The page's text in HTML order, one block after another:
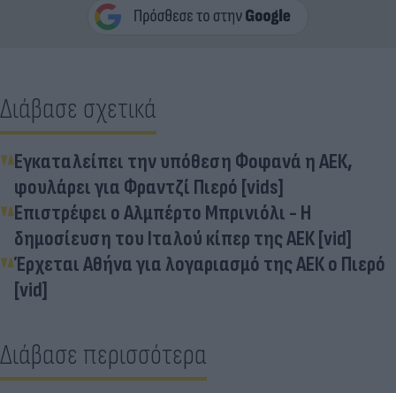
Διάβασε σχετικά
Εγκαταλείπει την υπόθεση Φοφανά η ΑΕΚ,
φουλάρει για Φραντζί Πιερό [vids]
Επιστρέφει ο Αλμπέρτο Μπρινιόλι - Η
δημοσίευση του Ιταλού κίπερ της ΑΕΚ [vid]
Έρχεται Αθήνα για λογαριασμό της ΑΕΚ ο Πιερό
[vid]
Διάβασε περισσότερα